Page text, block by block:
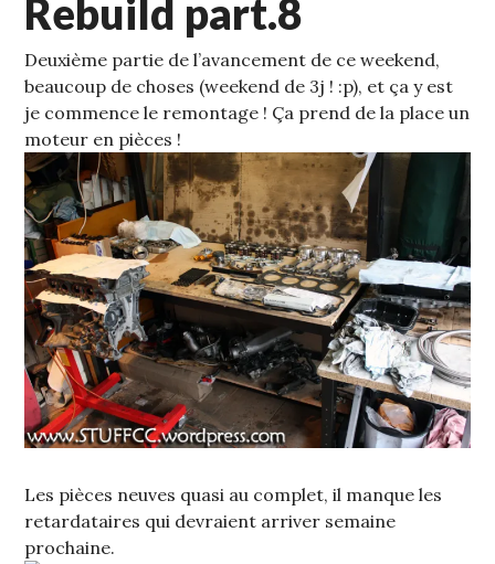
Rebuild part.8
Deuxième partie de l’avancement de ce weekend,
beaucoup de choses (weekend de 3j ! :p), et ça y est
je commence le remontage ! Ça prend de la place un
moteur en pièces !
Les pièces neuves quasi au complet, il manque les
retardataires qui devraient arriver semaine
prochaine.